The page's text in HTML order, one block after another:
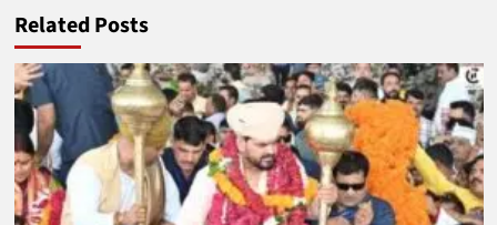
Related Posts